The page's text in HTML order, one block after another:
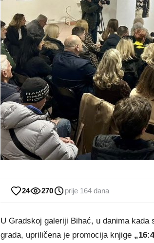
24 270 prije 164 dana
U Gradskoj galeriji Bihać, u danima kada
grada, upriličena je promocija knjige